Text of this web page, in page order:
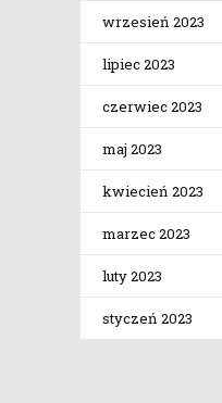
wrzesień 2023
lipiec 2023
czerwiec 2023
maj 2023
kwiecień 2023
marzec 2023
luty 2023
styczeń 2023